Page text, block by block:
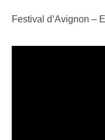
Festival d’Avignon –